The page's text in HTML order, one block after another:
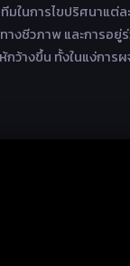
มในการไขปริศนาแ
งชีวภาพ และการอ
ว้างขึ้น ทั้งในแง่การ